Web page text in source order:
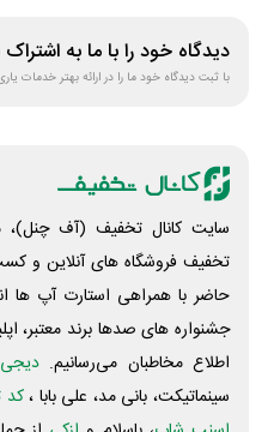
دیدگاه خود را با ما به اشتراک
با ثبت دیدگاه خود ما را در ارائه بهتر خدمات
سایت کانال تخفیف (آف چنل)،
تخفیف فروشگاه های آنلاین و
حاضر با همراهی استارت آپ ها
جشنواره های صدها برند معتبر،
اطلاع مخاطبان می‌رسانیم. دیجی
سینماتیکت، بانی مد، علی‌ بابا ،کد